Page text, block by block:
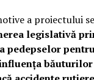
a proiectului
legislativă
pedepselor